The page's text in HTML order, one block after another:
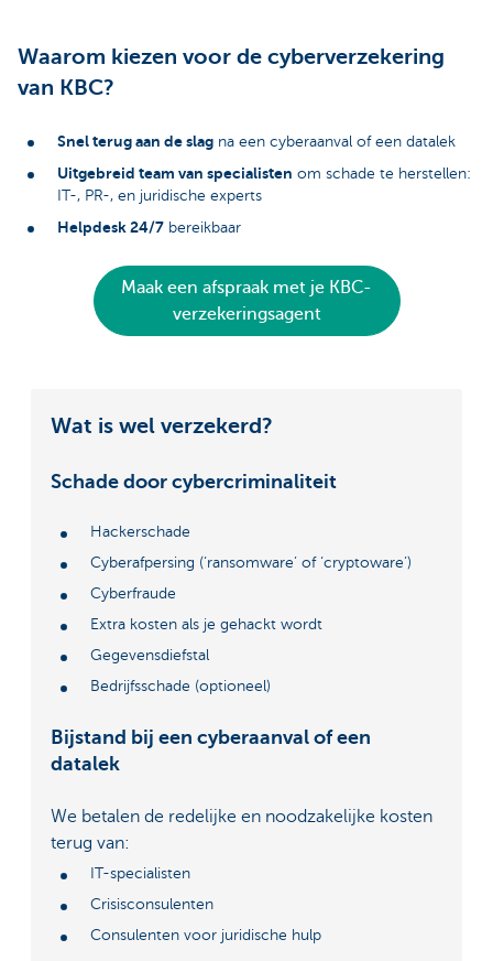
Waarom kiezen voor de cyberverzekering
van KBC?
Snel terug aan de slag na een cyberaanval of een datalek
Uitgebreid team van specialisten om schade te herstellen:
IT-, PR-, en juridische experts
Helpdesk 24/7 bereikbaar
Maak een afspraak met je KBC-
verzekeringsagent
Wat is wel verzekerd?
Schade door cybercriminaliteit
Hackerschade
Cyberafpersing (‘ransomware’ of ‘cryptoware’)
Cyberfraude
Extra kosten als je gehackt wordt
Gegevensdiefstal
Bedrijfsschade (optioneel)
Bijstand bij een cyberaanval of een
datalek
We betalen de redelijke en noodzakelijke kosten
terug van:
IT-specialisten
Crisisconsulenten
Consulenten voor juridische hulp